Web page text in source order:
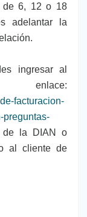
de 6, 12 o 18
adelantar la
ingresar al
facturacion-
preguntas-
la DIAN o
al cliente de